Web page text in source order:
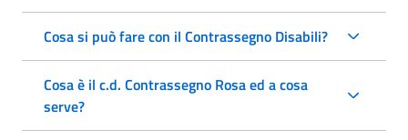
Cosa si può fare con il Contrassegno Disabili?
Cosa è il c.d. Contrassegno Rosa ed a cosa
serve?